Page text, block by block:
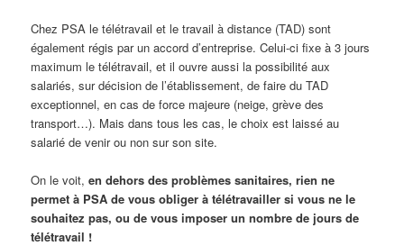
Chez PSA le télétravail et le travail à distance (TAD) sont
également régis par un accord d’entreprise. Celui-ci fixe à 3 jours
maximum le télétravail, et il ouvre aussi la possibilité aux
salariés, sur décision de l’établissement, de faire du TAD
exceptionnel, en cas de force majeure (neige, grève des
transport…). Mais dans tous les cas, le choix est laissé au
salarié de venir ou non sur son site.
On le voit,en dehors des problèmes sanitaires, rien ne
permet à PSA de vous obliger à télétravailler si vous ne le
souhaitez pas, ou de vous imposer un nombre de jours de
télétravail !